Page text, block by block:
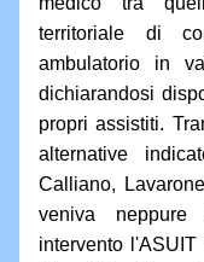
territoriale di
ambulatorio in
dichiarandosi
propri assistiti.
alternative
Calliano,
veniva
intervento